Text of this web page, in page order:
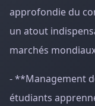
approfondie du
un atout
marchés
- **Management
étudiants